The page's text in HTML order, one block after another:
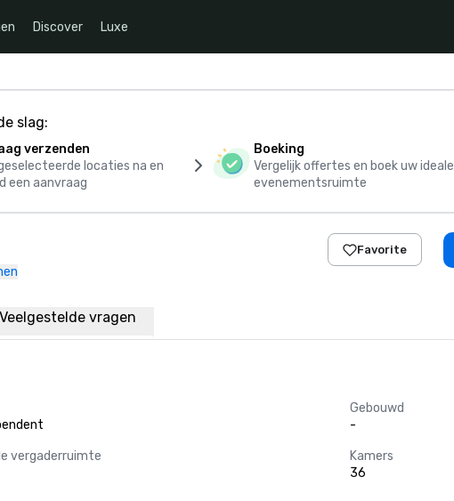
Discover Luxe
slag:
verzenden
locaties na en
een aanvraag
Boeking
Vergelijk offertes en boek uw ideale
evenementsruimte
Favorite
Veelgestelde vragen
Gebouwd
-
vergaderruimte
Kamers
36